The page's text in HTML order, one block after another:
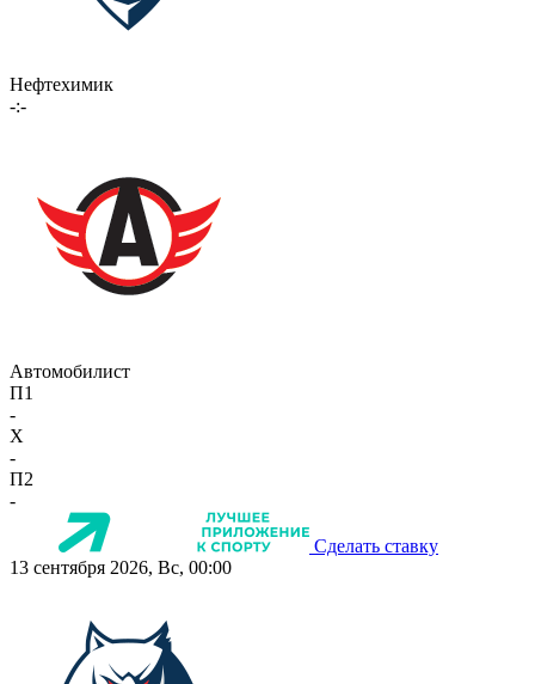
Нефтехимик
-:-
Автомобилист
П1
-
X
-
П2
-
Сделать ставку
13 сентября 2026, Вс, 00:00